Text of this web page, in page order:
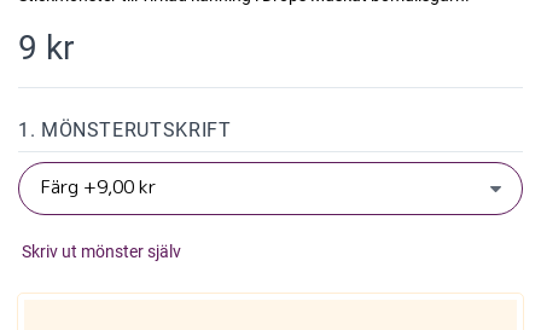
9 kr
1. MÖNSTERUTSKRIFT
Skriv ut mönster själv